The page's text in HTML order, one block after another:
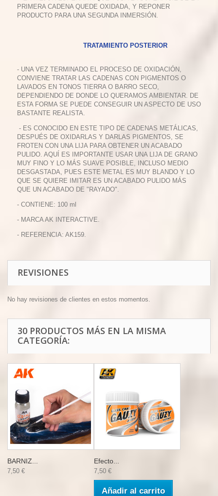
PRIMERA CADENA QUEDE OXIDADA, Y REPONER
PRODUCTO PARA UNA SEGUNDA INMERSIÓN.
TRATAMIENTO POSTERIOR
- UNA VEZ TERMINADO EL PROCESO DE OXIDACIÓN,
CONVIENE TRATAR LAS CADENAS CON PIGMENTOS O
LAVADOS EN TONOS TIERRA O BARRO SECO,
DEPENDIENDO DE DONDE LO QUERAMOS AMBIENTAR. DE
ESTA FORMA SE PUEDE CONSEGUIR UN ASPECTO DE USO
BASTANTE REALISTA.
- ES CONOCIDO EN ESTE TIPO DE CADENAS METÁLICAS,
DESPUÉS DE OXIDARLAS Y DARLAS PIGMENTOS, SE
FROTEN CON UNA LIJA PARA OBTENER UN ACABADO
PULIDO. AQUÍ ES IMPORTANTE USAR UNA LIJA DE GRANO
MUY FINO Y LO MÁS SUAVE POSIBLE, INCLUSO MEDIO
DESGASTADA, PUES ESTE METAL ES MUY BLANDO Y LO
QUE SE QUIERE IMITAR ES UN ACABADO PULIDO MÁS
QUE UN ACABADO DE "RAYADO".
- CONTIENE: 100 ml
- MARCA AK INTERACTIVE.
- REFERENCIA: AK159.
REVISIONES
No hay revisiones de clientes en estos momentos.
30 PRODUCTOS MÁS EN LA MISMA
CATEGORÍA:
BARNIZ...
7,50 €
Efecto...
7,50 €
Añadir al carrito